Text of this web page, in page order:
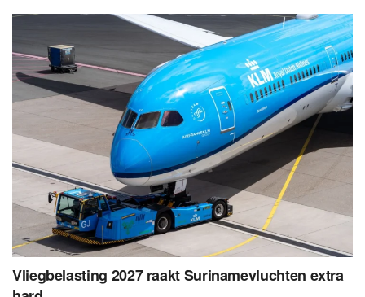
Vliegbelasting 2027 raakt Surinamevluchten extra